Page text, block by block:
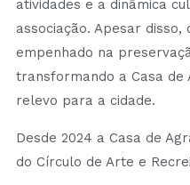
atividades e a dinâmica
associação. Apesar disso,
empenhado na
transformando a Casa de
relevo para a cidade.
Desde 2024 a Casa de
do Círculo de Arte e